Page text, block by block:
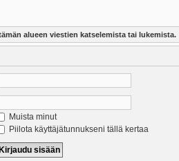
alueen viestien katselemista tai lukemista.
Muista minut
Piilota käyttäjätunnukseni tällä kertaa